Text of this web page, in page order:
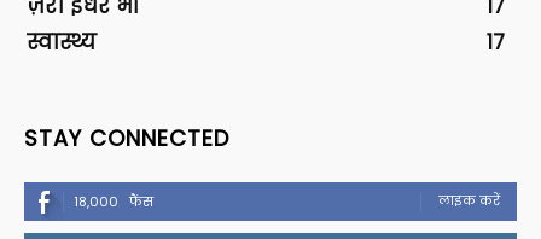
ज़रा इधर भी
17
स्वास्थ्य
17
STAY CONNECTED
18,000 फैंस लाइक करें